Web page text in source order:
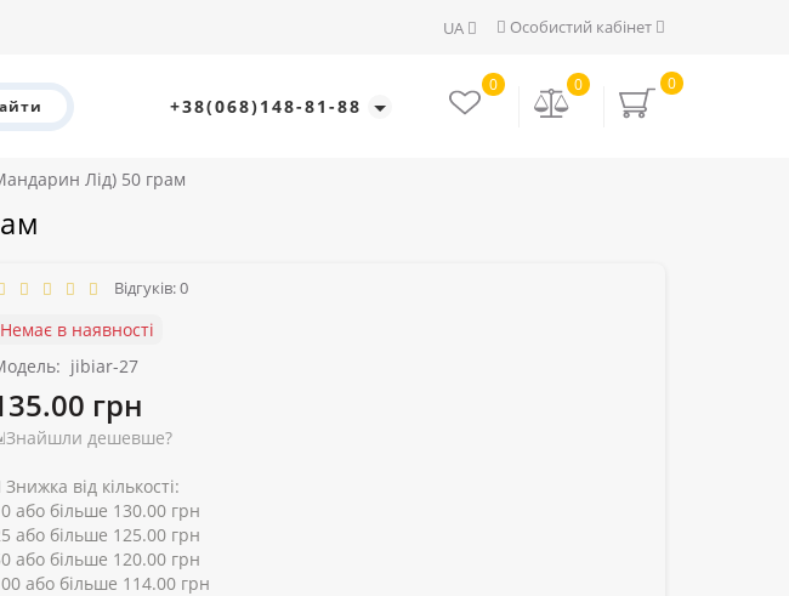
Особистий кабінет
UA
+38(068)148-81-88
0
0
0
Лід) 50 грам
Відгуків: 0
Немає в наявності
jibiar-27
грн
дешевше?
Знижка від кількості:
або більше 130.00 грн
або більше 125.00 грн
або більше 120.00 грн
або більше 114.00 грн